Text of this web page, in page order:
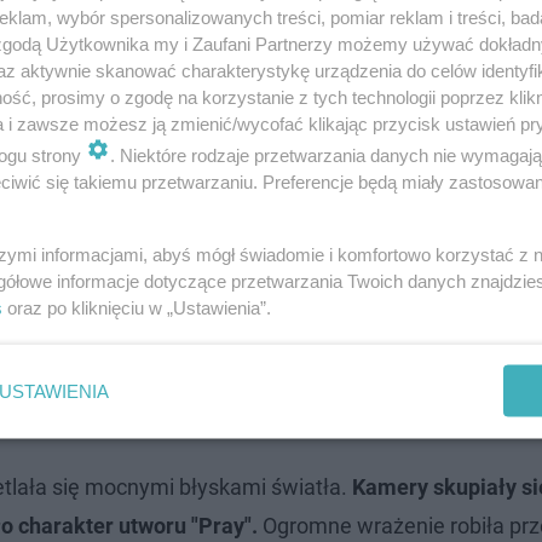
podkreślali, żenajwiększym atutem Polski może być
jej głos jako jeden z najmocniejszych w
na Eurowizję 2026
2026
stylistyce. Na scenie dominowały ciemne kolory,
od pierwszych sekund utworu.
minimalistyczna, ale bardzo dopracowana
się mocnymi błyskami światła. Kamery skupiały
charakter utworu "Pray". Ogromne wrażenie robiła
wybór spersonalizowanych treści, pomiar reklam i treści,
Użytkownika my i Zaufani Partnerzy możemy używać
aktywnie skanować charakterystykę urządzenia do celów
prosimy o zgodę na korzystanie z tych technologii poprzez
i zawsze możesz ją zmienić/wycofać klikając przycisk ustawień
strony
. Niektóre rodzaje przetwarzania danych nie
się takiemu przetwarzaniu. Preferencje będą miały
informacjami, abyś mógł świadomie i komfortowo korzystać z
informacje dotyczące przetwarzania Twoich danych
oraz po kliknięciu w „Ustawienia”.
USTAWIENIA